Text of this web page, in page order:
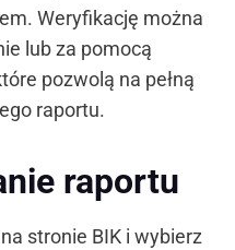
Weryfikację można
lub za pomocą
pozwolą na pełną
raportu.
raportu
stronie BIK i wybierz